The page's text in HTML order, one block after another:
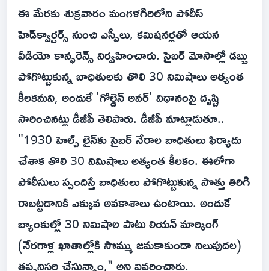
ఈ మేరకు శుక్రవారం మంగళగిరిలోని పోలీస్
హెడ్‌క్వార్టర్స్ నుంచి ఎస్పీలు, కమిషనర్లతో ఆయన
వీడియో కాన్ఫరెన్స్ నిర్వహించారు. సైబర్ మోసాల్లో డబ్బు
పోగొట్టుకున్న బాధితులకు తొలి 30 నిమిషాలు అత్యంత
కీలకమని, అందుకే 'గోల్డెన్ అవర్' విధానంపై దృష్టి
సారించినట్లు డీజీపీ తెలిపారు. డీజీపీ మాట్లాడుతూ..
"1930 హెల్ప్‌ లైన్‌కు సైబర్‌ నేరాల బాధితులు ఫిర్యాదు
చేశాక తొలి 30 నిమిషాలు అత్యంత కీలకం. ఈలోగా
పోలీసులు స్పందిస్తే బాధితులు పోగొట్టుకున్న సొత్తు తిరిగి
రాబట్టడానికి ఎక్కువ అవకాశాలు ఉంటాయి. అందుకే
బ్యాంకుల్లో 30 నిమిషాల పాటు లియన్‌ మార్కింగ్‌
(నేరగాళ్ల ఖాతాల్లోకి సొమ్ము జమకాకుండా నిలుపుదల)
తప్పనిసరి చేస్తున్నాం," అని వివరించారు.